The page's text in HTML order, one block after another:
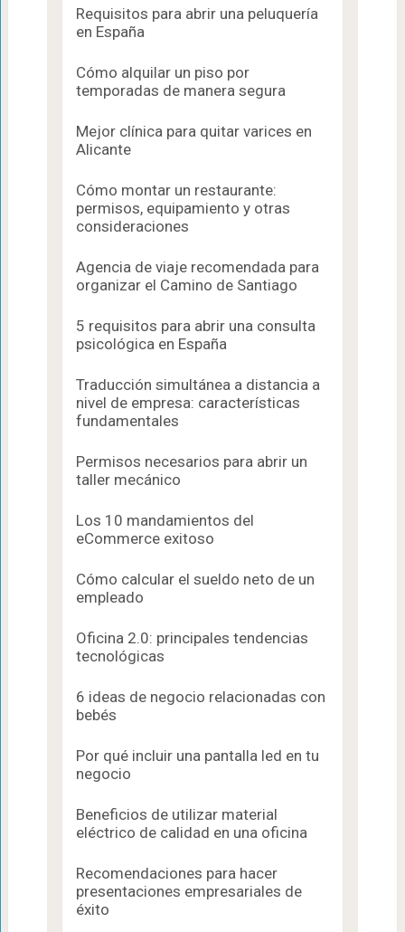
Requisitos para abrir una peluquería
en España
Cómo alquilar un piso por
temporadas de manera segura
Mejor clínica para quitar varices en
Alicante
Cómo montar un restaurante:
permisos, equipamiento y otras
consideraciones
Agencia de viaje recomendada para
organizar el Camino de Santiago
5 requisitos para abrir una consulta
psicológica en España
Traducción simultánea a distancia a
nivel de empresa: características
fundamentales
Permisos necesarios para abrir un
taller mecánico
Los 10 mandamientos del
eCommerce exitoso
Cómo calcular el sueldo neto de un
empleado
Oficina 2.0: principales tendencias
tecnológicas
6 ideas de negocio relacionadas con
bebés
Por qué incluir una pantalla led en tu
negocio
Beneficios de utilizar material
eléctrico de calidad en una oficina
Recomendaciones para hacer
presentaciones empresariales de
éxito